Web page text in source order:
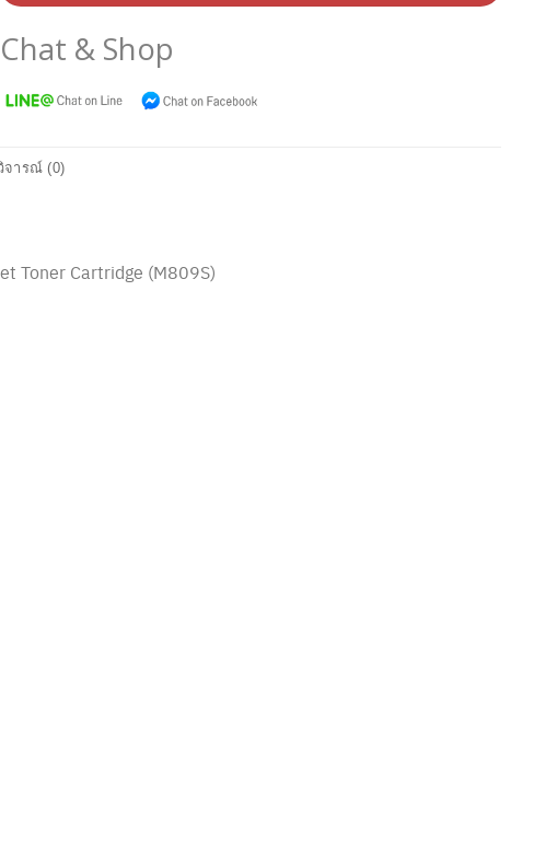
Chat & Shop
จารณ์ (0)
Toner Cartridge (M809S)